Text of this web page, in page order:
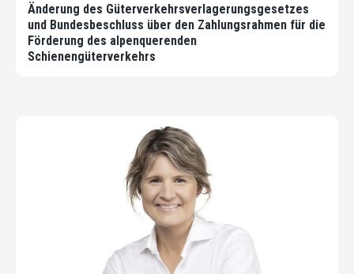
Änderung des Güterverkehrsverlagerungsgesetzes
und Bundesbeschluss über den Zahlungsrahmen für die
Förderung des alpenquerenden
Schienengüterverkehrs